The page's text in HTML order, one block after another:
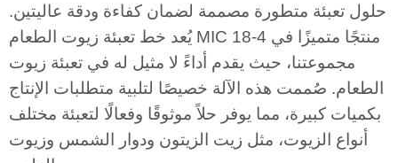
حلول تعبئة متطورة مصممة لضمان كفاءة ودقة عاليتين.
يُعد خط تعبئة زيوت الطعام MIC 18-4 منتجًا متميزًا في
مجموعتنا، حيث يقدم أداءً لا مثيل له في تعبئة زيوت
الطعام. صُممت هذه الآلة خصيصًا لتلبية متطلبات الإنتاج
بكميات كبيرة، مما يوفر حلاً موثوقًا وفعالًا لتعبئة مختلف
أنواع الزيوت، مثل زيت الزيتون ودوار الشمس وزيوت